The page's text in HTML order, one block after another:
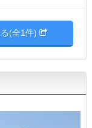
る(全1件)